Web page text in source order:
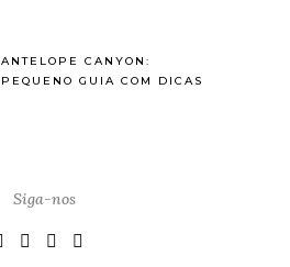
ANTELOPE CANYON:
PEQUENO GUIA COM DICAS
Siga-nos